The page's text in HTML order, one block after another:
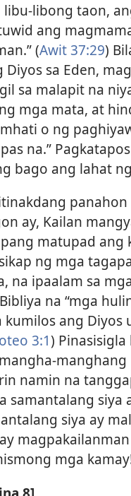
libu-libong taon,
ang
(Awit 37:29)
sa Eden,
sa malapit na
mga mata, at
o ng
na.”
bago ang lahat
ay, Kailan
matupad
ng mga
na ipaalam sa
na “mga
ang Diyos
3:1)
namin na
samantalang
siya ay
mga